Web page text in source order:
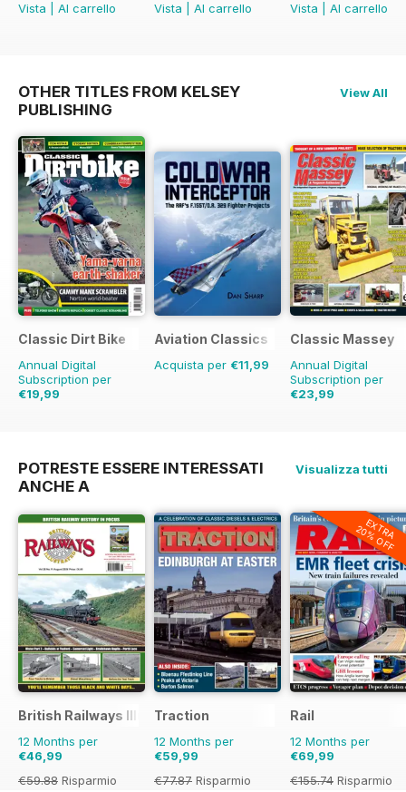
Vista
Al carrello
Vista
Al carrello
Vista
Al carrello
OTHER TITLES FROM KELSEY
PUBLISHING
View All
Classic Dirt Bike
Annual Digital
Subscription per
€19,99
Aviation Classics
Acquista per €11,99
Classic Massey
Annual Digital
Subscription per
€23,99
POTRESTE ESSERE INTERESSATI
ANCHE A
Visualizza tutti
British Railways Illustrated
12 Months per
€46,99
€59.88 Risparmio
Traction
12 Months per
€59,99
€77.87 Risparmio
EXTRA
20% OFF
Rail
12 Months per
€69,99
€155.74 Risparmio